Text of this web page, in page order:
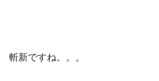
斬新ですね。。。